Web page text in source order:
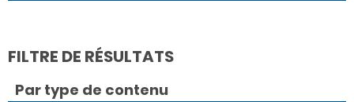
FILTRE DE RÉSULTATS
Par type de contenu